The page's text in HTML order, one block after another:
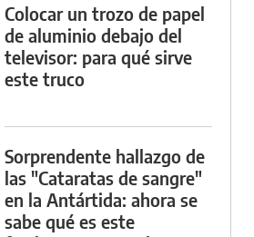
Colocar un trozo de papel
de aluminio debajo del
televisor: para qué sirve
este truco
Sorprendente hallazgo de
las "Cataratas de sangre"
en la Antártida: ahora se
sabe qué es este